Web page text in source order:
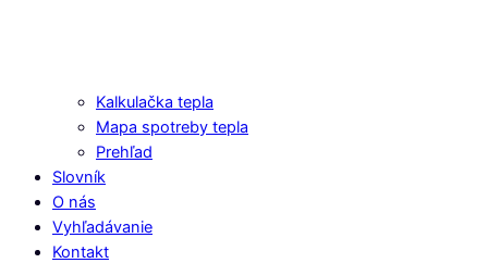
Kalkulačka tepla
Mapa spotreby tepla
Prehľad
Slovník
O nás
Vyhľadávanie
Kontakt